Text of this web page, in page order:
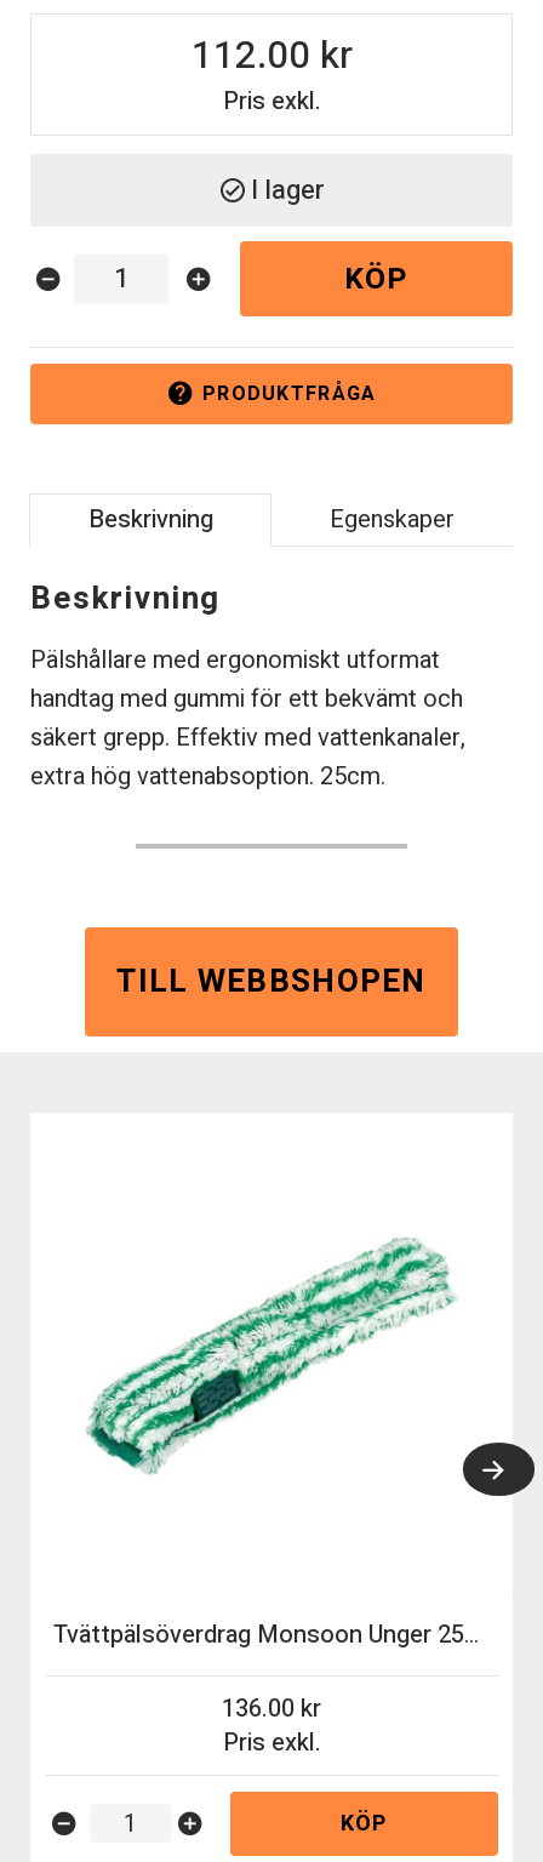
Pris exkl.
112.00
check_circle I lager
help PRODUKTFRÅGA
remove_circle add_circle KÖP
Beskrivning Egenskaper
Beskrivning
Pälshållare med ergonomiskt utformat
handtag med gummi för ett bekvämt och
säkert grepp. Effektiv med vattenkanaler,
extra hög vattenabsoption. 25cm.
TILL WEBBSHOPEN
Tvättpälsöverdrag Monsoon Unger 25cm (MS250)
Pris exkl.
136.00
remove_circle add_circle KÖP